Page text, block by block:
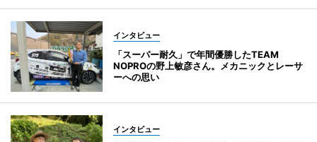
インタビュー
「スーパー耐久」で年間優勝したTEAM
NOPROの野上敏彦さん。メカニックとレーサ
ーへの思い
インタビュー